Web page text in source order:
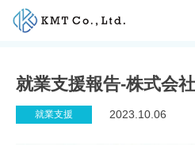
Skip
NEWS
就業支援報告-株式会
就業支援 2023.10.06